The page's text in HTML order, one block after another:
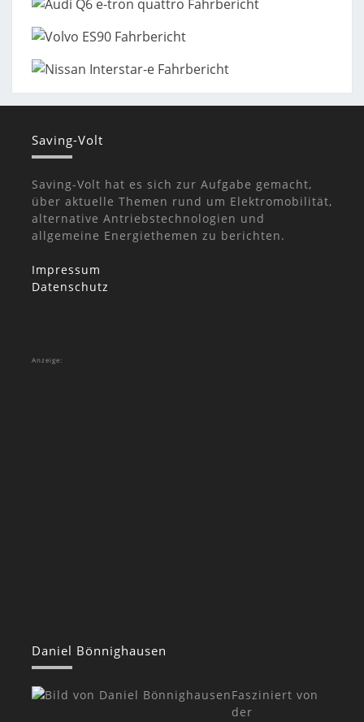
Saving-Volt
Saving-Volt hat es sich zur Aufgabe gemacht,
über aktuelle Themen rund um Elektromobilität,
alternative Antriebstechnologien und
allgemeine Energiethemen zu berichten.
Impressum
Datenschutz
Anzeige:
Daniel Bönnighausen
Fasziniert von
der